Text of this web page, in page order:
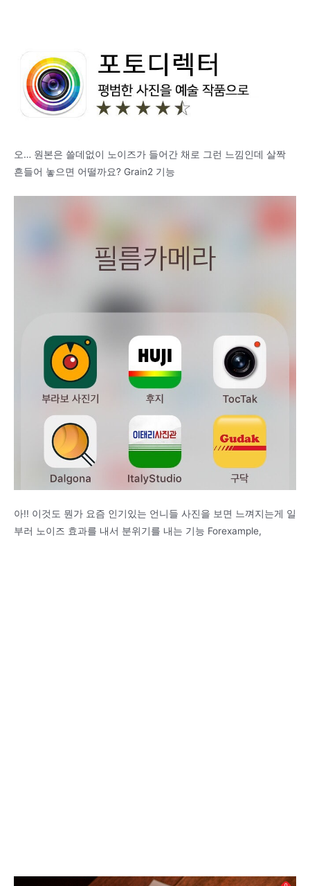
오… 원본은 쓸데없이 노이즈가 들어간 채로 그런 느낌인데 살짝
흔들어 놓으면 어떨까요? Grain2 기능
아!! 이것도 뭔가 요즘 인기있는 언니들 사진을 보면 느껴지는게 일
부러 노이즈 효과를 내서 분위기를 내는 기능 Forexample,